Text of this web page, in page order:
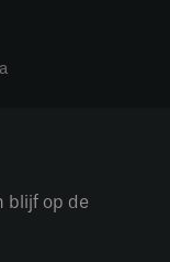
blijf op de